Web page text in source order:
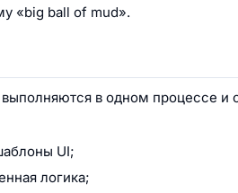
«big ball of mud».
в одном процессе и
UI;
логика;